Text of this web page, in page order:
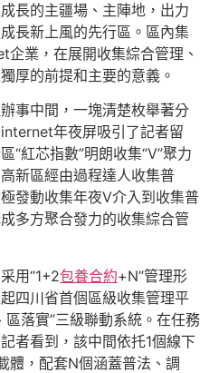
長的主疆場、主陣地，出力
長新上風的先行區。區內集
業，在展開收集綜合管理、
厚的前提和主要的意義。
事中間，一塊清楚枚舉著分
年夜屏吸引了記者留
“紅芯指數”明朗收集“V”聚力
新區經由過程達人收集普
發動收集年夜V介入到收集普
多方聚合發力的收集綜合管
用“1+2包養合約+N”管理形
四川省首個區級收集管理平
落實”三級聯動系統。在任務
者看到，該中間依托1個線下
體，配套N個涵蓋普法、調